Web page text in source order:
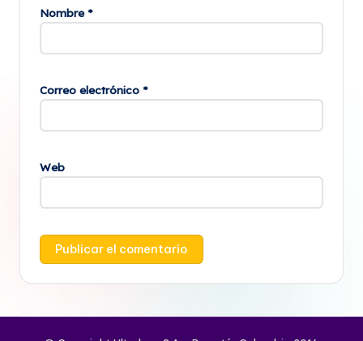
Nombre *
Correo electrónico *
Web